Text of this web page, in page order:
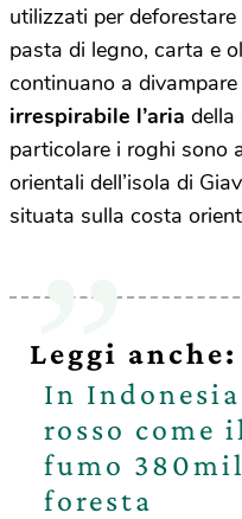
utilizzati per
pasta di legno, carta e
continuano a
irrespirabile l’aria della
particolare i roghi sono
orientali dell’isola di
situata sulla costa
Leggi anche:
In
rosso come
fumo
foresta